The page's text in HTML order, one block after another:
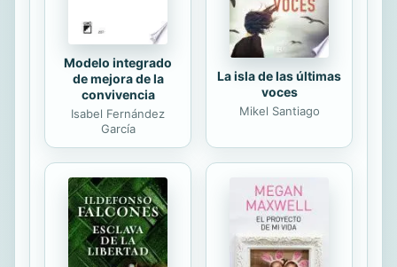
Modelo integrado
de mejora de la
convivencia
Isabel Fernández
García
La isla de las últimas
voces
Mikel Santiago